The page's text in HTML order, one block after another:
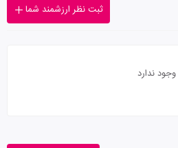
ثبت نظر ارزشمند شما
ندارد